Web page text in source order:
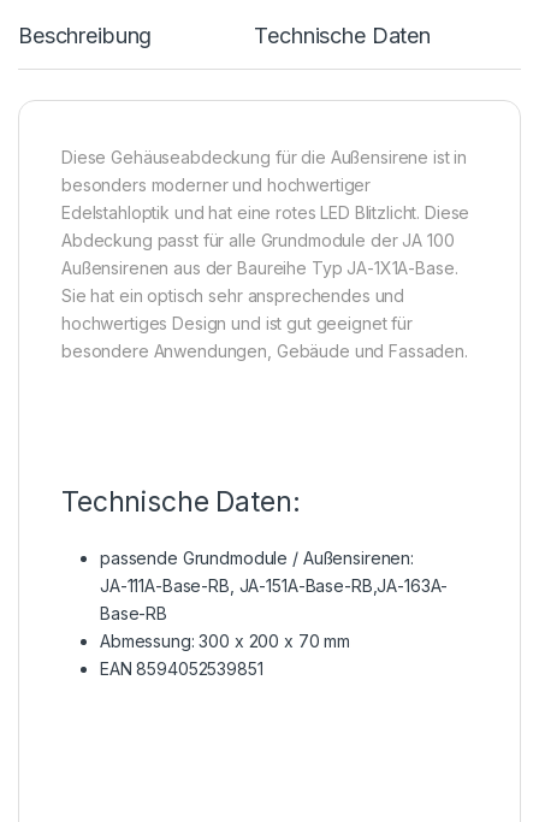
Beschreibung Technische Daten
Diese Gehäuseabdeckung für die Außensirene ist in
besonders moderner und hochwertiger
Edelstahloptik und hat eine rotes LED Blitzlicht. Diese
Abdeckung passt für alle Grundmodule der JA 100
Außensirenen aus der Baureihe Typ JA-1X1A-Base.
Sie hat ein optisch sehr ansprechendes und
hochwertiges Design und ist gut geeignet für
besondere Anwendungen, Gebäude und Fassaden.
Technische Daten:
passende Grundmodule / Außensirenen:
JA-111A-Base-RB, JA-151A-Base-RB,JA-163A-
Base-RB
Abmessung: 300 x 200 x 70 mm
EAN 8594052539851